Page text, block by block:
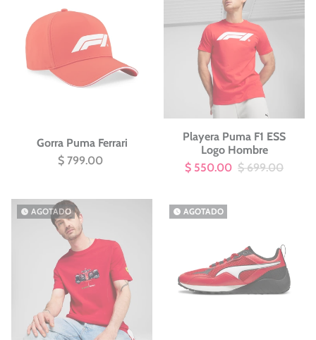
Gorra Puma Ferrari
$ 799.00
Playera Puma F1 ESS
Logo Hombre
$ 550.00 $ 699.00
watch_later AGOTADO watch_later AGOTADO